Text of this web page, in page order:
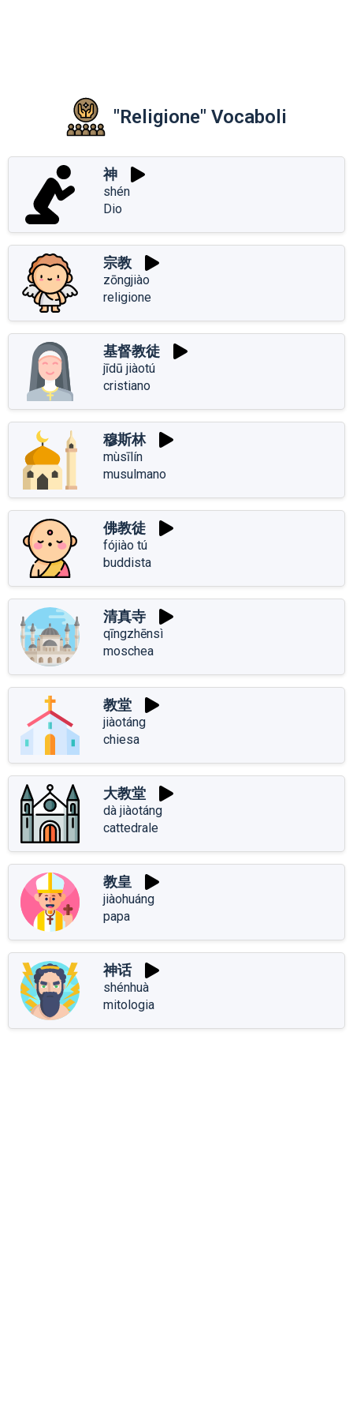
"Religione" Vocaboli
神
shén
Dio
宗教
zōngjiào
religione
基督教徒
jīdū jiàotú
cristiano
穆斯林
mùsīlín
musulmano
佛教徒
fójiào tú
buddista
清真寺
qīngzhēnsì
moschea
教堂
jiàotáng
chiesa
大教堂
dà jiàotáng
cattedrale
教皇
jiàohuáng
papa
神话
shénhuà
mitologia